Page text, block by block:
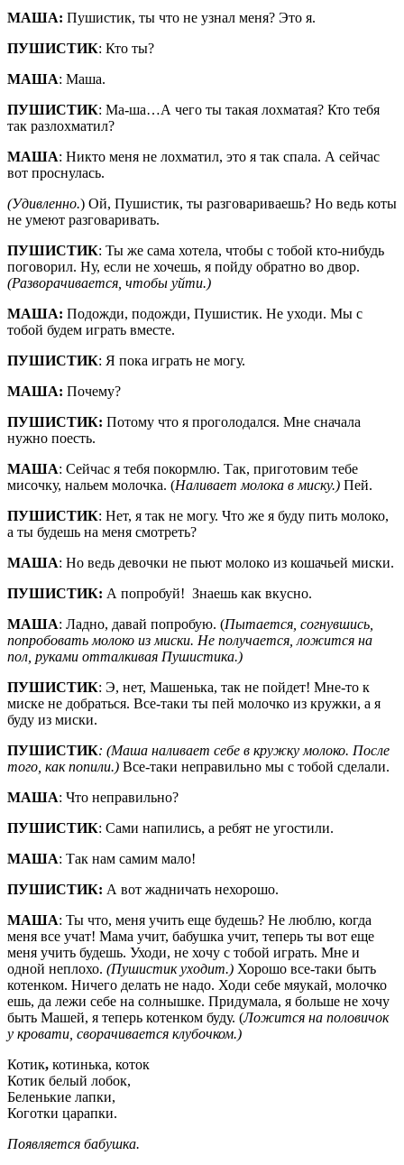
МАША: Пушистик, ты что не узнал меня? Это я.
ПУШИСТИК: Кто ты?
МАША: Маша.
ПУШИСТИК: Ма-ша…А чего ты такая лохматая? Кто тебя
так разлохматил?
МАША: Никто меня не лохматил, это я так спала. А сейчас
вот проснулась.
(Удивленно.) Ой, Пушистик, ты разговариваешь? Но ведь коты
не умеют разговаривать.
ПУШИСТИК: Ты же сама хотела, чтобы с тобой кто-нибудь
поговорил. Ну, если не хочешь, я пойду обратно во двор.
(Разворачивается, чтобы уйти.)
МАША: Подожди, подожди, Пушистик. Не уходи. Мы с
тобой будем играть вместе.
ПУШИСТИК: Я пока играть не могу.
МАША: Почему?
ПУШИСТИК: Потому что я проголодался. Мне сначала
нужно поесть.
МАША: Сейчас я тебя покормлю. Так, приготовим тебе
мисочку, нальем молочка. (Наливает молока в миску.) Пей.
ПУШИСТИК: Нет, я так не могу. Что же я буду пить молоко,
а ты будешь на меня смотреть?
МАША: Но ведь девочки не пьют молоко из кошачьей миски.
ПУШИСТИК: А попробуй! Знаешь как вкусно.
МАША: Ладно, давай попробую. (Пытается, согнувшись,
попробовать молоко из миски. Не получается, ложится на
пол, руками отталкивая Пушистика.)
ПУШИСТИК: Э, нет, Машенька, так не пойдет! Мне-то к
миске не добраться. Все-таки ты пей молочко из кружки, а я
буду из миски.
ПУШИСТИК: (Маша наливает себе в кружку молоко. После
того, как попили.) Все-таки неправильно мы с тобой сделали.
МАША: Что неправильно?
ПУШИСТИК: Сами напились, а ребят не угостили.
МАША: Так нам самим мало!
ПУШИСТИК: А вот жадничать нехорошо.
МАША: Ты что, меня учить еще будешь? Не люблю, когда
меня все учат! Мама учит, бабушка учит, теперь ты вот еще
меня учить будешь. Уходи, не хочу с тобой играть. Мне и
одной неплохо. (Пушистик уходит.) Хорошо все-таки быть
котенком. Ничего делать не надо. Ходи себе мяукай, молочко
ешь, да лежи себе на солнышке. Придумала, я больше не хочу
быть Машей, я теперь котенком буду. (Ложится на половичок
у кровати, сворачивается клубочком.)
Котик, котинька, коток
Котик белый лобок,
Беленькие лапки,
Коготки царапки.
Появляется бабушка.